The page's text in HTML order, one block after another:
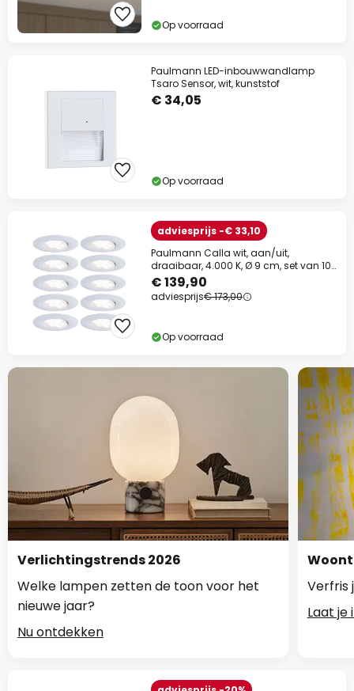
Op voorraad
Paulmann LED-inbouwwandlamp
Tsaro Sensor, wit, kunststof
€ 34,05
Op voorraad
adviesprijs -€ 33,10
Paulmann Calla wit, aan/uit,
draaibaar, 4.000 K, Ø 9 cm, set van 10
stuks
€ 139,90
adviesprijs€ 173,00
Op voorraad
Verlichtingstrends 2026
Welke lampen zetten de toon voor het
nieuwe jaar?
Nu ontdekken
Verfris
Laat je